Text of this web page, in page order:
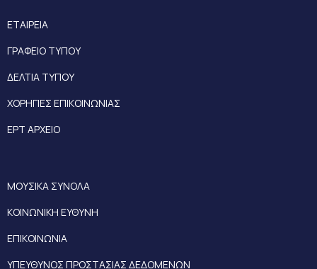
ΕΤΑΙΡΕΙΑ
ΓΡΑΦΕΙΟ ΤΥΠΟΥ
ΔΕΛΤΙΑ ΤΥΠΟΥ
ΧΟΡΗΓΙΕΣ ΕΠΙΚΟΙΝΩΝΙΑΣ
ΕΡΤ ΑΡΧΕΙΟ
ΜΟΥΣΙΚΑ ΣΥΝΟΛΑ
ΚΟΙΝΩΝΙΚΗ ΕΥΘΥΝΗ
ΕΠΙΚΟΙΝΩΝΙΑ
ΥΠΕΥΘΥΝΟΣ ΠΡΟΣΤΑΣΙΑΣ ΔΕΔΟΜΕΝΩΝ